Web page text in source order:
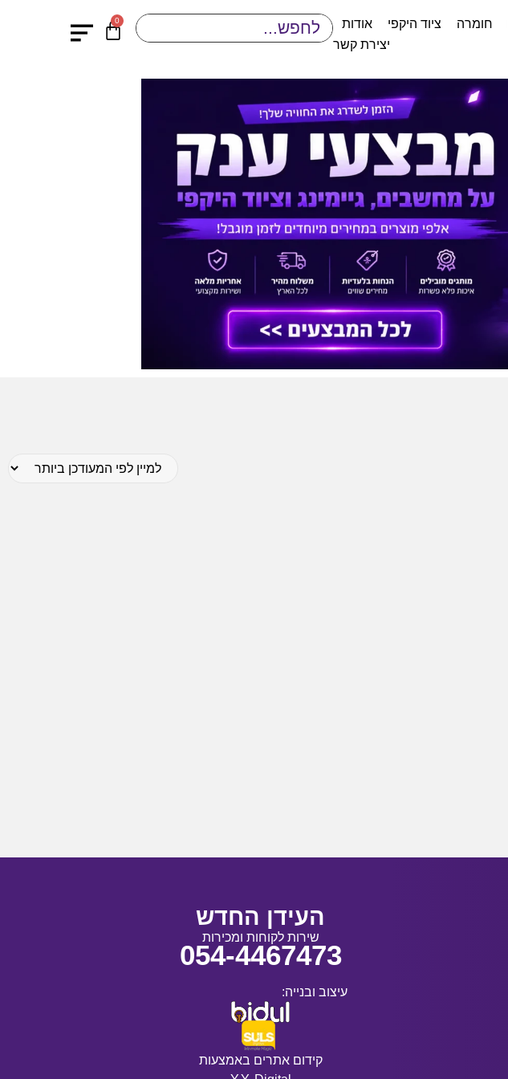
חומרה ציוד היקפי
אודות
יצירת קשר
0
העידן החדש
שירות לקוחות ומכירות
054-4467473
עיצוב ובנייה:
קידום אתרים באמצעות